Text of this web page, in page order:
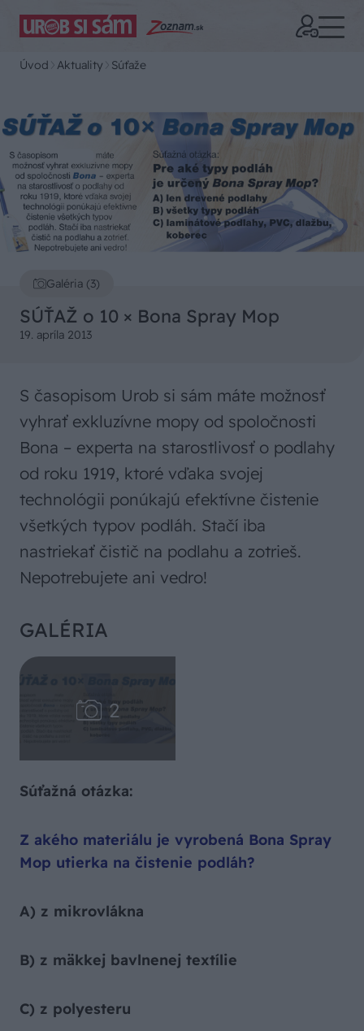
Úvod Aktuality Súťaže
Galéria (3)
SÚŤAŽ o 10 × Bona Spray Mop
19. apríla 2013
S časopisom Urob si sám máte možnosť
vyhrať exkluzívne mopy od spoločnosti
Bona – experta na starostlivosť o podlahy
od roku 1919, ktoré vďaka svojej
technológii ponúkajú efektívne čistenie
všetkých typov podláh. Stačí iba
nastriekať čistič na podlahu a zotrieš.
Nepotrebujete ani vedro!
GALÉRIA
Súťažná otázka:
Z akého materiálu je vyrobená Bona Spray
Mop utierka na čistenie podláh?
A) z mikrovlákna
B) z mäkkej bavlnenej textílie
C) z polyesteru